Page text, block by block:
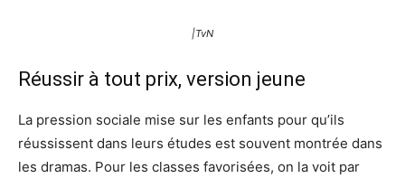
|TvN
Réussir à tout prix, version jeune
La pression sociale mise sur les enfants pour qu’ils
réussissent dans leurs études est souvent montrée dans
les dramas. Pour les classes favorisées, on la voit par